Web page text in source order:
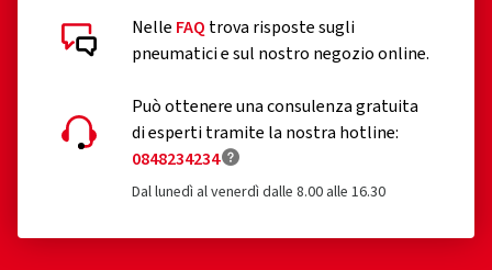
Nelle FAQ trova risposte sugli
pneumatici e sul nostro negozio online.
Può ottenere una consulenza gratuita
di esperti tramite la nostra hotline:
0848234234
Dal lunedì al venerdì dalle 8.00 alle 16.30